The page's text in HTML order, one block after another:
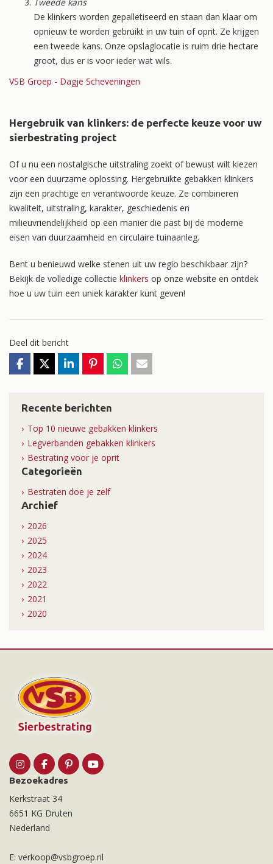
De klinkers worden gepalletiseerd en staan dan klaar om
opnieuw te worden gebruikt in uw tuin of oprit. Ze krijgen
een tweede kans. Onze opslaglocatie is ruim drie hectare
groot, dus er is voor ieder wat wils.
VSB Groep - Dagje Scheveningen
Hergebruik van klinkers: de perfecte keuze voor uw
sierbestrating project
Of u nu een nostalgische uitstraling zoekt of bewust wilt kiezen
voor een duurzame oplossing. Hergebruikte gebakken klinkers
zijn een prachtige en verantwoorde keuze. Ze combineren
kwaliteit, uitstraling, karakter, geschiedenis en
milieuvriendelijkheid op een manier die past bij de moderne
eisen van duurzaamheid en circulaire tuinaanleg.
Bent u benieuwd welke stenen uit uw regio beschikbaar zijn?
Bekijk de volledige collectie klinkers op onze website en ontdek
hoe u uw tuin een uniek karakter kunt geven!
Deel dit bericht
Recente berichten
Top 10 nieuwe gebakken klinkers
Legverbanden gebakken klinkers
Bestrating voor je oprit
Categorieën
Bestraten doe je zelf
Archief
2026
2025
2024
2023
2022
2021
2020
Bezoekadres
Kerkstraat 34
6651 KG Druten
Nederland
E: verkoop@vsbgroep.nl